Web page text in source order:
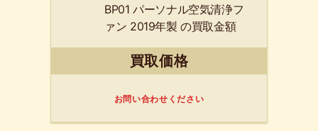
BP01 パーソナル空気清浄フ
ァン 2019年製 の買取金額
客様よりお買取させて頂き
ました。【質預かり+買取り
のリサイクルマート熊取】
買取価格
お問い合わせください